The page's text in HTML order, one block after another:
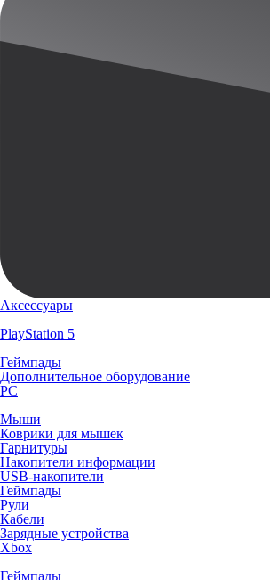
Аксессуары
PlayStation 5
Геймпады
Дополнительное оборудование
PC
Мыши
Коврики для мышек
Гарнитуры
Накопители информации
USB-накопители
Геймпады
Рули
Кабели
Зарядные устройства
Xbox
Геймпады